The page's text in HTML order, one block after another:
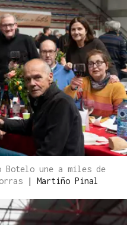
une a miles de
| Martiño Pinal